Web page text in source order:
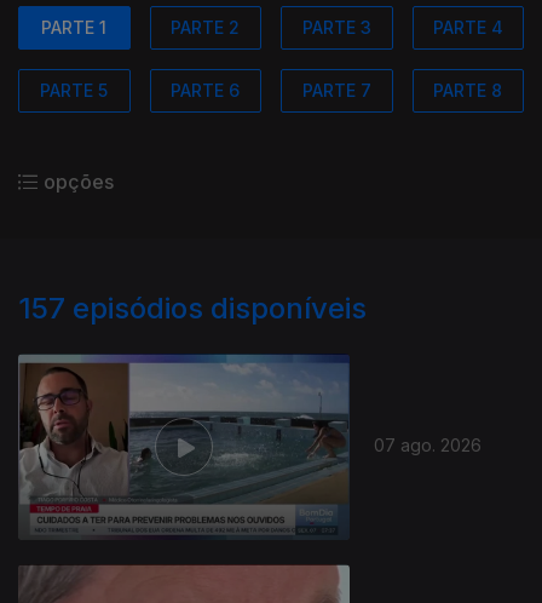
PARTE 1 PARTE 2 PARTE 3 PARTE 4
PARTE 5 PARTE 6 PARTE 7 PARTE 8
opções
157 episódios disponíveis
07 ago. 2026